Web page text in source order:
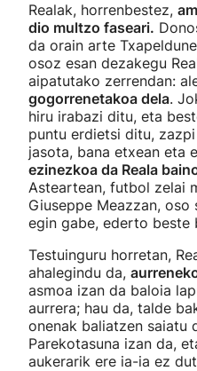
Realak, horrenbestez,
dio multzo faseari.
da orain arte
osoz esan dezakegu
aipatutako zerrendan:
gogorrenetakoa dela.
hiru irabazi ditu, eta
puntu erdietsi ditu,
jasota, bana etxean eta
ezinezkoa da Reala
Asteartean, futbol zelai
Giuseppe Meazzan,
egin gabe, ederto beste
Testuinguru horretan,
ahalegindu da,
asmoa izan da baloia
aurrera; hau da, talde
onenak baliatzen saiatu
Parekotasuna izan da,
aukerarik ere ia-ia ez